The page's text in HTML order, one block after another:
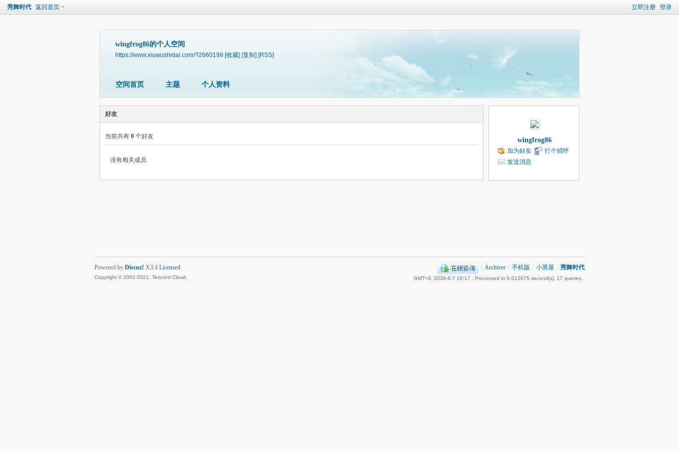
立即注册 登录
秀舞时代 返回首页
wingfrog86的个人空间
https://www.xiuwushidai.com/?2660199 [收藏] [复制] [RSS]
空间首页 主题 个人资料
好友
当前共有 0 个好友
没有相关成员
wingfrog86
加为好友
打个招呼
发送消息
Archiver 手机版 小黑屋 秀舞时代
GMT+8, 2026-8-7 16:17 , Processed in 0.012675 second(s), 17 queries .
Powered by Discuz! X3.4 Licensed
Copyright © 2001-2021, Tencent Cloud.